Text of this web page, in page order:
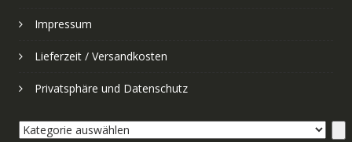
Impressum
Lieferzeit / Versandkosten
Privatsphäre und Datenschutz
Kategorie